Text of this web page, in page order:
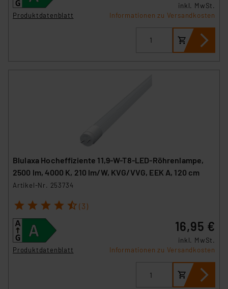
Produktdatenblatt
inkl. MwSt.
Informationen zu Versandkosten
Blulaxa Hocheffiziente 11,9-W-T8-LED-Röhrenlampe,
2500 lm, 4000 K, 210 lm/W, KVG/VVG, EEK A, 120 cm
Artikel-Nr. 253734
1 2 3 4 5 (3)
Produktdatenblatt
16,95 €
inkl. MwSt.
Informationen zu Versandkosten